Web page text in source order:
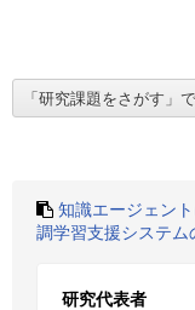
知識エージェン
調学習支援システム
研究代表者